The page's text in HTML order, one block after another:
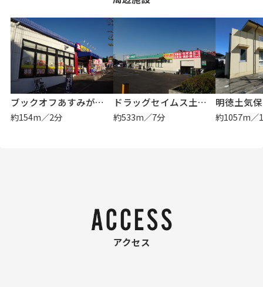
ブックオフあすみが丘店
約154m／2分
ドラッグセイムス土気駅前薬局店
約533m／7分
明徳土気
約1057m／
アクセス